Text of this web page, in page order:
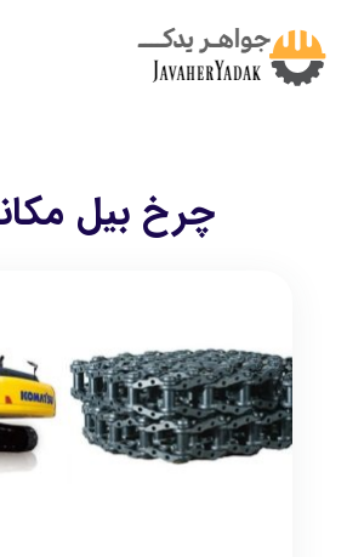
چرخ بيل